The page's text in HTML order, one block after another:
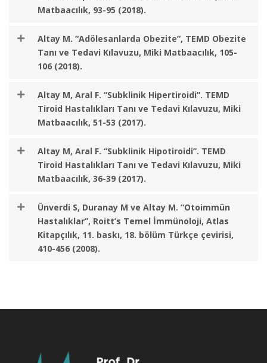
Matbaacılık, 93-95 (2018).
Altay M. “Adölesanlarda Obezite”, TEMD Obezite
Tanı ve Tedavi Kılavuzu, Miki Matbaacılık, 105-
106 (2018).
Altay M, Aral F. “Subklinik Hipertiroidi”. TEMD
Tiroid Hastalıkları Tanı ve Tedavi Kılavuzu, Miki
Matbaacılık, 51-53 (2017).
Altay M, Aral F. “Subklinik Hipotiroidi”. TEMD
Tiroid Hastalıkları Tanı ve Tedavi Kılavuzu, Miki
Matbaacılık, 36-39 (2017).
Ünverdi S, Duranay M ve Altay M. “Otoimmün
Hastalıklar”, Roitt’s Temel İmmünoloji, Atlas
Kitapçılık, 11. baskı, 18. bölüm Türkçe çevirisi,
410-456 (2008).